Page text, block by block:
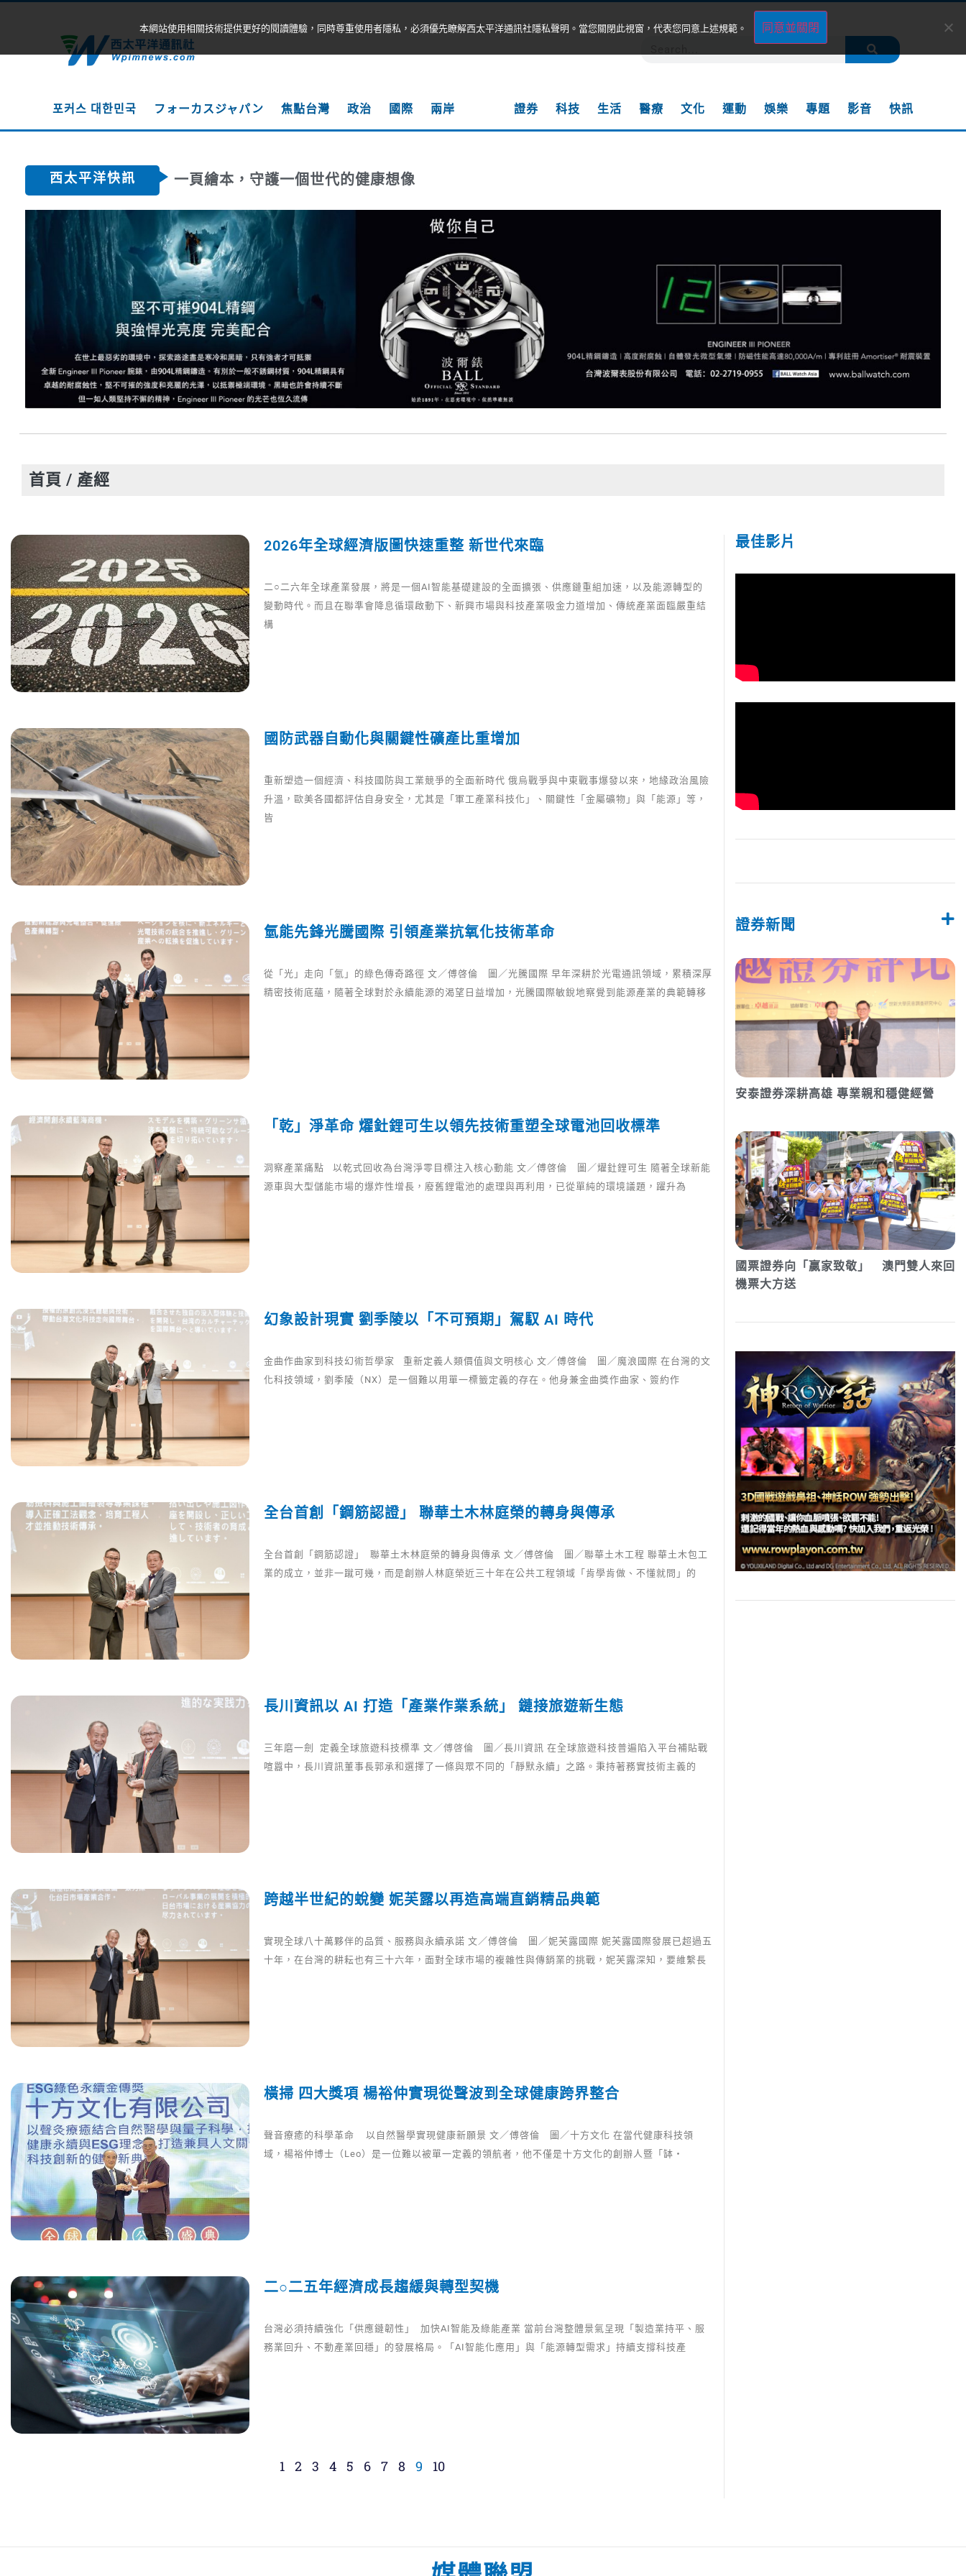
포커스 대한민국 フォーカスジャパン 焦點台灣 政治 國際 兩岸 證券 科技 生活 醫療 文化 運動 娛樂 專題 影音 快訊
西太平洋快訊 一頁繪本，守護一個世代的健康想像
首頁 / 產經
2026年全球經濟版圖快速重整 新世代來臨
二○二六年全球產業發展，將是一個AI智能基礎建設的全面擴張、供應鏈重組加速，以及能源轉型的
變動時代。而且在聯準會降息循環啟動下、新興市場與科技產業吸金力道增加、傳統產業面臨嚴重結
構
國防武器自動化與關鍵性礦產比重增加
重新塑造一個經濟、科技國防與工業競爭的全面新時代 俄烏戰爭與中東戰事爆發以來，地緣政治風險
升溫，歐美各國都評估自身安全，尤其是「軍工產業科技化」、關鍵性「金屬礦物」與「能源」等，
皆
氫能先鋒光騰國際 引領產業抗氧化技術革命
從「光」走向「氫」的綠色傳奇路徑 文／傅啓倫 圖／光騰國際 早年深耕於光電通訊領域，累積深厚
精密技術底蘊，隨著全球對於永續能源的渴望日益增加，光騰國際敏銳地察覺到能源產業的典範轉移
「乾」淨革命 燿釷鋰可生以領先技術重塑全球電池回收標準
洞察產業痛點 以乾式回收為台灣淨零目標注入核心動能 文／傅啓倫 圖／燿釷鋰可生 隨著全球新能
源車與大型儲能市場的爆炸性增長，廢舊鋰電池的處理與再利用，已從單純的環境議題，躍升為
幻象設計現實 劉季陵以「不可預期」駕馭 AI 時代
金曲作曲家到科技幻術哲學家 重新定義人類價值與文明核心 文／傅啓倫 圖／魔浪國際 在台灣的文
化科技領域，劉季陵（NX）是一個難以用單一標籤定義的存在。他身兼金曲獎作曲家、簽約作
全台首創「鋼筋認證」 聯華土木林庭榮的轉身與傳承
全台首創「鋼筋認證」 聯華土木林庭榮的轉身與傳承 文／傅啓倫 圖／聯華土木工程 聯華土木包工
業的成立，並非一蹴可幾，而是創辦人林庭榮近三十年在公共工程領域「肯學肯做、不懂就問」的
長川資訊以 AI 打造「產業作業系統」 鏈接旅遊新生態
三年磨一劍 定義全球旅遊科技標準 文／傅啓倫 圖／長川資訊 在全球旅遊科技普遍陷入平台補貼戰
喧囂中，長川資訊董事長郭承和選擇了一條與眾不同的「靜默永續」之路。秉持著務實技術主義的
跨越半世紀的蛻變 妮芙露以再造高端直銷精品典範
實現全球八十萬夥伴的品質、服務與永續承諾 文／傅啓倫 圖／妮芙露國際 妮芙露國際發展已超過五
十年，在台灣的耕耘也有三十六年，面對全球市場的複雜性與傳銷業的挑戰，妮芙露深知，要維繫長
橫掃 四大獎項 楊裕仲實現從聲波到全球健康跨界整合
聲音療癒的科學革命 以自然醫學實現健康新願景 文／傅啓倫 圖／十方文化 在當代健康科技領
域，楊裕仲博士（Leo）是一位難以被單一定義的領航者，他不僅是十方文化的創辦人暨「缽‧
二○二五年經濟成長趨緩與轉型契機
台灣必須持續強化「供應鏈韌性」 加快AI智能及綠能產業 當前台灣整體景氣呈現「製造業持平、服
務業回升、不動產業回穩」的發展格局。「AI智能化應用」與「能源轉型需求」持續支撐科技產
1 2 3 4 5 6 7 8 9 10
最佳影片
證券新聞
安泰證券深耕高雄 專業親和穩健經營
國票證券向「贏家致敬」 澳門雙人來回
機票大方送
本網站使用相關技術提供更好的閱讀體驗，同時尊重使用者隱私，必須優先瞭解西太平洋通訊社隱私聲明。當您關閉此視窗，代表您同意上述規範。 同意並關閉